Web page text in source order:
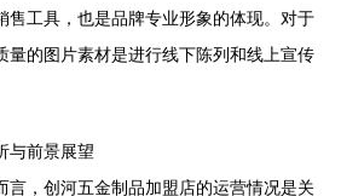
售工具，也是品牌专业形象的体现。对于
量的图片素材是进行线下陈列和线上宣传
与前景展望
言，创河五金制品加盟店的运营情况是关